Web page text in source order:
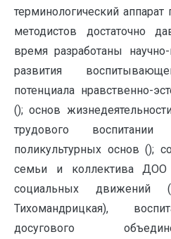
терминологический аппарат
методистов достаточно
время разработаны
развития
потенциала нравственно-
(); основ
трудового
поликультурных основ ();
семьи и коллектива
социальных движений
Тихомандрицкая),
досугового